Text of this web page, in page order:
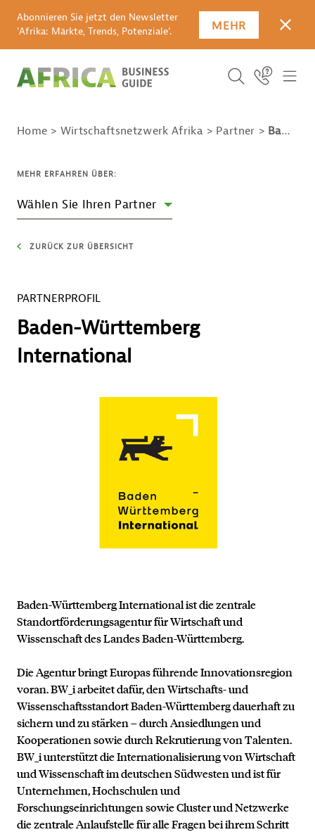
Abonnieren Sie jetzt den Newsletter
'Afrika: Märkte, Trends, Potenziale'.
MEHR
ICON
SUCHBEGRIFF
SUCHEN
Icon Link
Home Wirtschaftsnetzwerk Afrika Partner Baden-Württemberg International
MEHR ERFAHREN ÜBER:
Wählen Sie Ihren Partner
ZURÜCK ZUR ÜBERSICHT
PARTNERPROFIL
Baden-Württemberg
International
Baden-Württemberg International ist die zentrale
Standortförderungsagentur für Wirtschaft und
Wissenschaft des Landes Baden-Württemberg.
Die Agentur bringt Europas führende Innovationsregion
voran. BW_i arbeitet dafür, den Wirtschafts- und
Wissenschaftsstandort Baden-Württemberg dauerhaft zu
sichern und zu stärken – durch Ansiedlungen und
Kooperationen sowie durch Rekrutierung von Talenten.
BW_i unterstützt die Internationalisierung von Wirtschaft
und Wissenschaft im deutschen Südwesten und ist für
Unternehmen, Hochschulen und
Forschungseinrichtungen sowie Cluster und Netzwerke
die zentrale Anlaufstelle für alle Fragen bei ihrem Schritt